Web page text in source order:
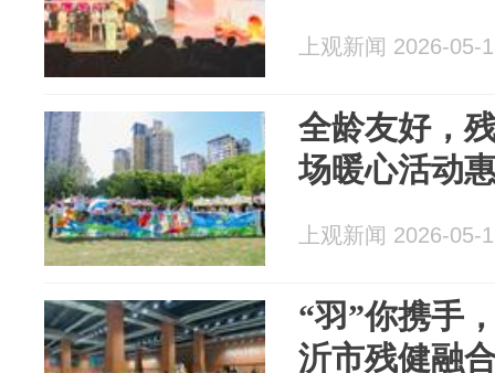
上观新闻 2026-05-
全龄友好，
场暖心活动
上观新闻 2026-05-
“羽”你携手
沂市残健融